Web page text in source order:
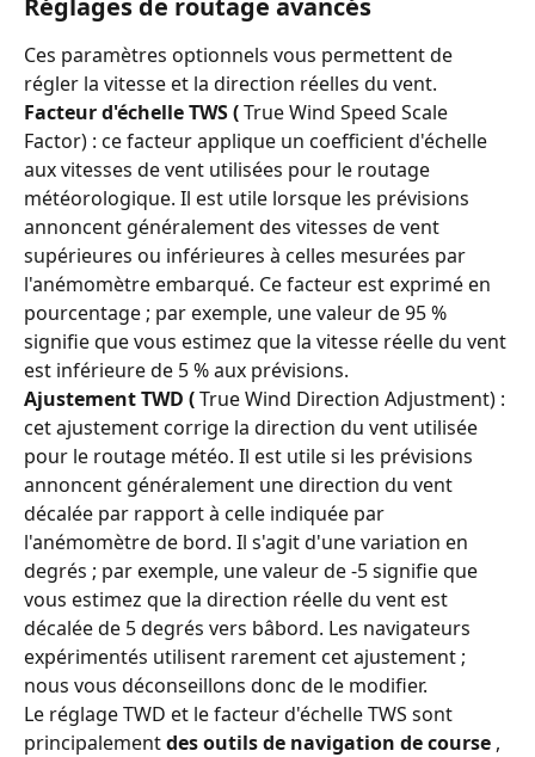
Réglages de routage avancés
Ces paramètres optionnels vous permettent de
régler la vitesse et la direction réelles du vent.
Facteur d'échelle TWS ( True Wind Speed ​​Scale
Factor) : ce facteur applique un coefficient d'échelle
aux vitesses de vent utilisées pour le routage
météorologique. Il est utile lorsque les prévisions
annoncent généralement des vitesses de vent
supérieures ou inférieures à celles mesurées par
l'anémomètre embarqué. Ce facteur est exprimé en
pourcentage ; par exemple, une valeur de 95 %
signifie que vous estimez que la vitesse réelle du vent
est inférieure de 5 % aux prévisions.
Ajustement TWD ( True Wind Direction Adjustment) :
cet ajustement corrige la direction du vent utilisée
pour le routage météo. Il est utile si les prévisions
annoncent généralement une direction du vent
décalée par rapport à celle indiquée par
l'anémomètre de bord. Il s'agit d'une variation en
degrés ; par exemple, une valeur de -5 signifie que
vous estimez que la direction réelle du vent est
décalée de 5 degrés vers bâbord. Les navigateurs
expérimentés utilisent rarement cet ajustement ;
nous vous déconseillons donc de le modifier.
Le réglage TWD et le facteur d'échelle TWS sont
principalement des outils de navigation de course ,